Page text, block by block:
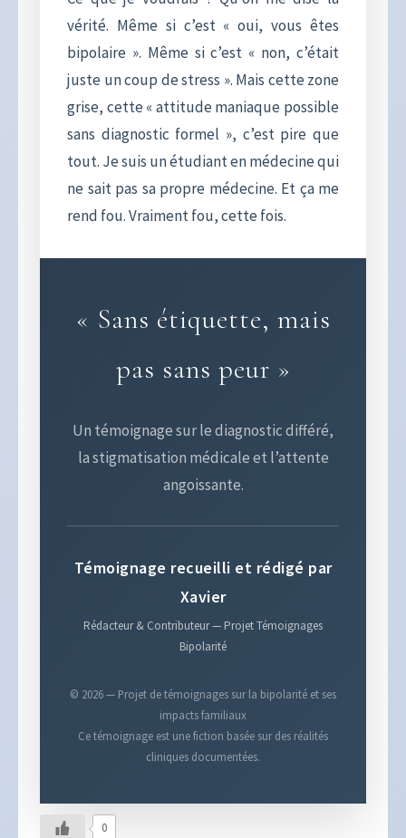
vérité. Même si c’est « oui, vous êtes
bipolaire ». Même si c’est « non, c’était
juste un coup de stress ». Mais cette zone
grise, cette « attitude maniaque possible
sans diagnostic formel », c’est pire que
tout. Je suis un étudiant en médecine qui
ne sait pas sa propre médecine. Et ça me
rend fou. Vraiment fou, cette fois.
« Sans étiquette, mais
pas sans peur »
Un témoignage sur le diagnostic différé,
la stigmatisation médicale et l’attente
angoissante.
Témoignage recueilli et rédigé par
Xavier
Rédacteur & Contributeur — Projet Témoignages
Bipolarité
© 2026 — Projet de témoignages sur la bipolarité et ses
impacts familiaux
Ce témoignage est une fiction basée sur des réalités
cliniques documentées.
0